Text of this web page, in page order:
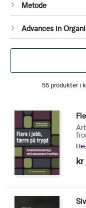
Metode
Advances in
55produkter i
kr